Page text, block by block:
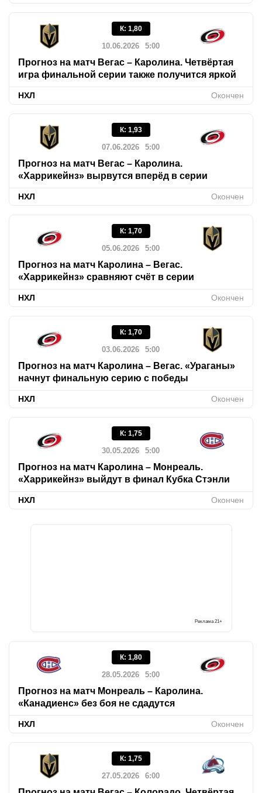
К: 1,80
10.06.2026 5:00
Прогноз на матч Вегас – Каролина. Четвёртая
игра финальной серии также получится яркой
НХЛ Окончен
К: 1,93
07.06.2026 5:00
Прогноз на матч Вегас – Каролина.
«Харрикейнз» вырвутся вперёд в серии
НХЛ Окончен
К: 1,70
05.06.2026 5:00
Прогноз на матч Каролина – Вегас.
«Харрикейнз» сравняют счёт в серии
НХЛ Окончен
К: 1,70
03.06.2026 5:00
Прогноз на матч Каролина – Вегас. «Ураганы»
начнут финальную серию с победы
НХЛ Окончен
К: 1,75
30.05.2026 5:00
Прогноз на матч Каролина – Монреаль.
«Харрикейнз» выйдут в финал Кубка Стэнли
НХЛ Окончен
Реклама 21+
К: 1,80
28.05.2026 5:00
Прогноз на матч Монреаль – Каролина.
«Канадиенс» без боя не сдадутся
НХЛ Окончен
К: 1,75
27.05.2026 6:00